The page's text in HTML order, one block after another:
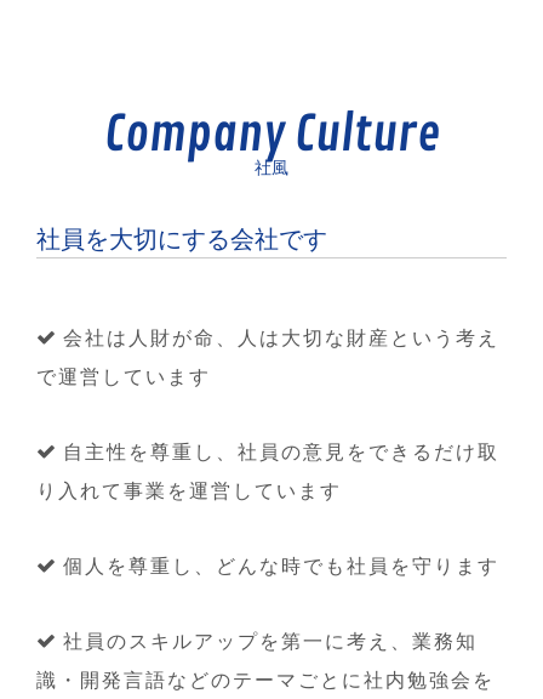
Company Culture
社風
社員を大切にする会社です
会社は人財が命、人は大切な財産という考え
で運営しています
自主性を尊重し、社員の意見をできるだけ取
り入れて事業を運営しています
個人を尊重し、どんな時でも社員を守ります
社員のスキルアップを第一に考え、業務知
識・開発言語などのテーマごとに社内勉強会を